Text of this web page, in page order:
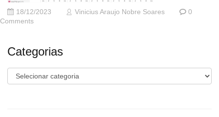
18/12/2023 Vinicius Araujo Nobre Soares
0
Comments
Categorias
Categorias